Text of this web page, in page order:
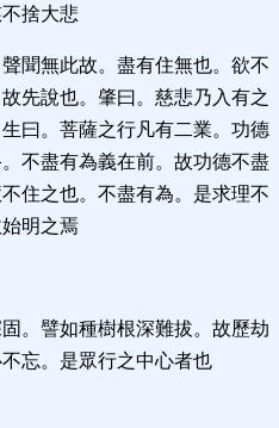
捨大悲
聞無此故。盡有住無也。欲不
先說也。肇曰。慈悲乃入有之
曰。菩薩之行凡有二業。功德
不盡有為義在前。故功德不盡
住之也。不盡有為。是求理不
明之焉
。譬如種樹根深難拔。故歷劫
忘。是眾行之中心者也